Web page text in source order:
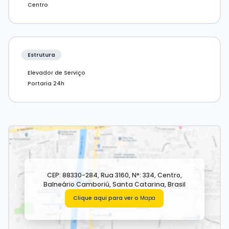
Centro
Estrutura
Elevador de Serviço
Portaria 24h
CEP: 88330-284,Rua 3160,N°: 334,Centro,
Balneário Camboriú,Santa Catarina,Brasil
Clique aqui para ver o Mapa